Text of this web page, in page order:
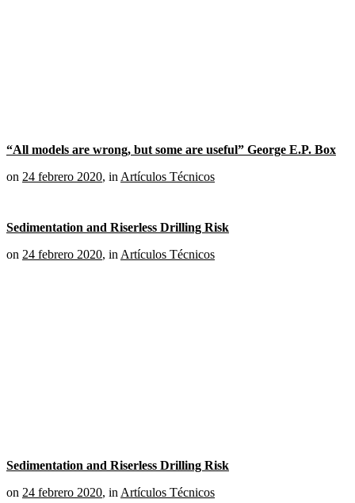
“All models are wrong, but some are useful” George E.P. Box
on 24 febrero 2020, inArtículos Técnicos
Sedimentation and Riserless Drilling Risk
on 24 febrero 2020, inArtículos Técnicos
Sedimentation and Riserless Drilling Risk
on 24 febrero 2020, inArtículos Técnicos